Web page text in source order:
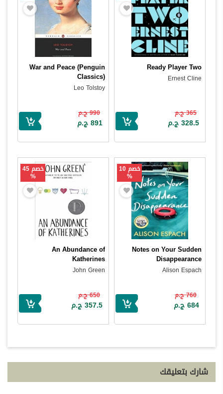
Ready Player Two
Ernest Cline
365 ج.م
328.5 ج.م
War and Peace (Penguin
Classics)
Leo Tolstoy
990 ج.م
891 ج.م
خصم 10
%
Notes on Your Sudden
Disappearance
Alison Espach
760 ج.م
684 ج.م
خصم 45
%
An Abundance of
Katherines
John Green
650 ج.م
357.5 ج.م
شارك بتعليقك